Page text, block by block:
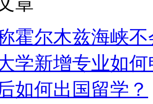
霍尔木兹海峡
学新增专业如何
如何出国留学？